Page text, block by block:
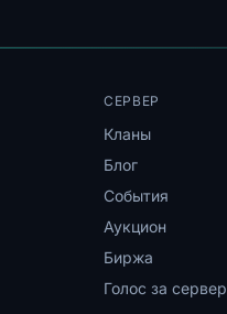
СЕРВЕР
Кланы
Блог
События
Аукцион
Биржа
Голос за сервер